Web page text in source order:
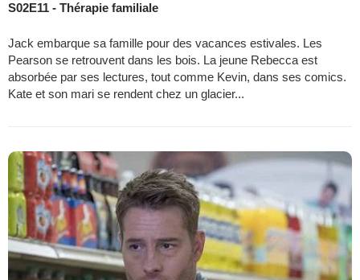
S02E11 - Thérapie familiale
Jack embarque sa famille pour des vacances estivales. Les
Pearson se retrouvent dans les bois. La jeune Rebecca est
absorbée par ses lectures, tout comme Kevin, dans ses comics.
Kate et son mari se rendent chez un glacier...